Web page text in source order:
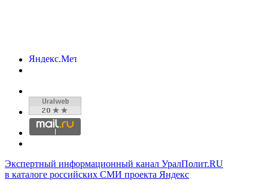
Экспертный информационный канал УралПолит.RU
в каталоге российских СМИ проекта Яндекс